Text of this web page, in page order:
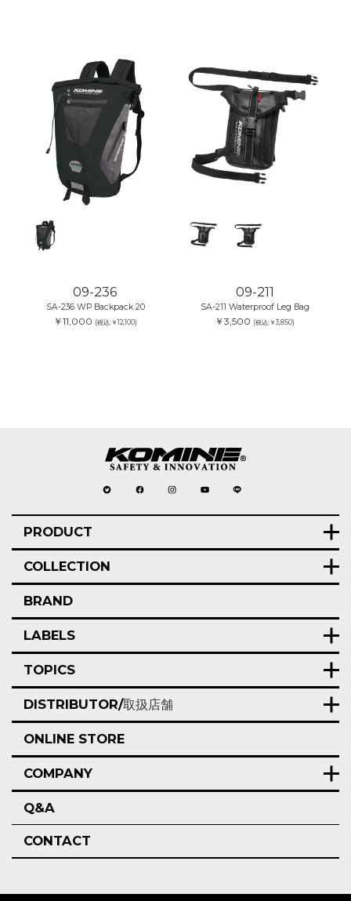
09-236
SA-236 WP Backpack 20
￥11,000 (税込:￥12,100)
09-211
SA-211 Waterproof Leg Bag
￥3,500 (税込:￥3,850)
PRODUCT
COLLECTION
BRAND
LABELS
TOPICS
DISTRIBUTOR/取扱店舗
ONLINE STORE
COMPANY
Q&A
CONTACT